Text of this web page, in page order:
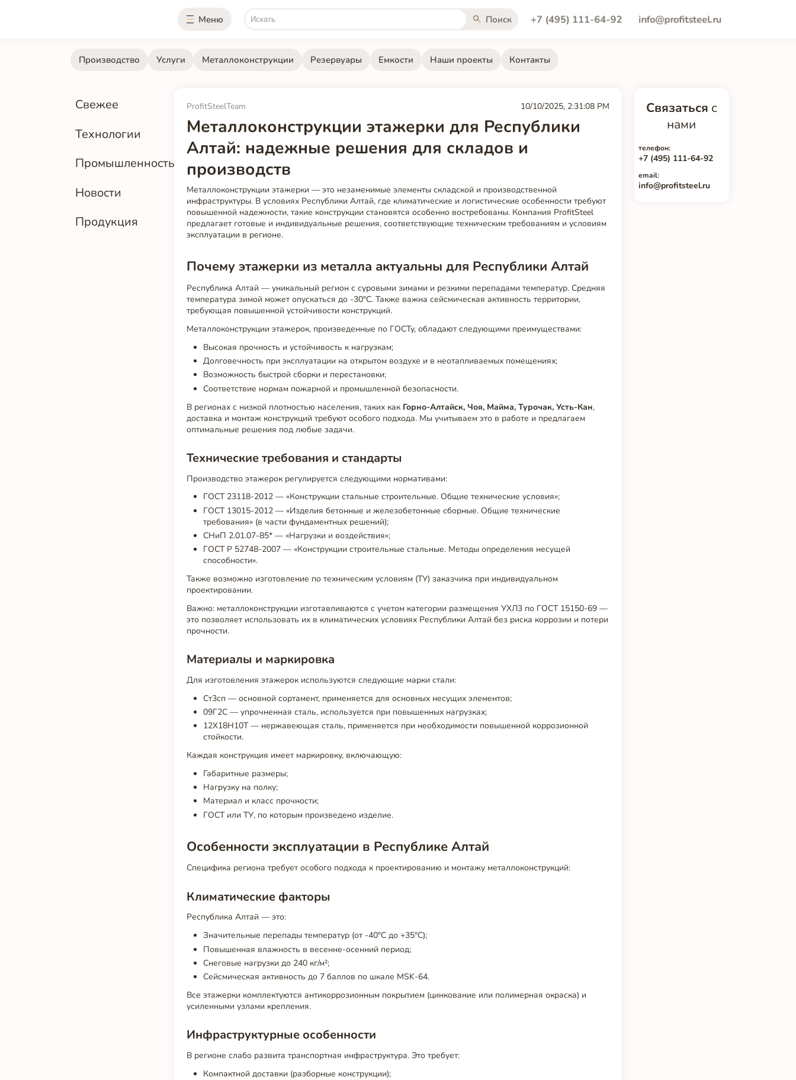
Меню Поиск +7 (495) 111-64-92 info@profitsteel.ru
Производство Услуги Металлоконструкции Резервуары Емкости Наши проекты Контакты
Свежее
Технологии
Промышленность
Новости
Продукция
ProfitSteelTeam 10/10/2025, 2:31:08 PM
Металлоконструкции этажерки для Республики
Алтай: надежные решения для складов и
производств
Металлоконструкции этажерки — это незаменимые элементы складской и производственной
инфраструктуры. В условиях Республики Алтай, где климатические и логистические особенности требуют
повышенной надежности, такие конструкции становятся особенно востребованы. Компания ProfitSteel
предлагает готовые и индивидуальные решения, соответствующие техническим требованиям и условиям
эксплуатации в регионе.
Почему этажерки из металла актуальны для Республики Алтай
Республика Алтай — уникальный регион с суровыми зимами и резкими перепадами температур. Средняя
температура зимой может опускаться до -30°C. Также важна сейсмическая активность территории,
требующая повышенной устойчивости конструкций.
Металлоконструкции этажерок, произведенные по ГОСТу, обладают следующими преимуществами:
Высокая прочность и устойчивость к нагрузкам;
Долговечность при эксплуатации на открытом воздухе и в неотапливаемых помещениях;
Возможность быстрой сборки и перестановки;
Соответствие нормам пожарной и промышленной безопасности.
В регионах с низкой плотностью населения, таких как Горно-Алтайск, Чоя, Майма, Турочак, Усть-Кан,
доставка и монтаж конструкций требуют особого подхода. Мы учитываем это в работе и предлагаем
оптимальные решения под любые задачи.
Технические требования и стандарты
Производство этажерок регулируется следующими нормативами:
ГОСТ 23118-2012 — «Конструкции стальные строительные. Общие технические условия»;
ГОСТ 13015-2012 — «Изделия бетонные и железобетонные сборные. Общие технические
требования» (в части фундаментных решений);
СНиП 2.01.07-85* — «Нагрузки и воздействия»;
ГОСТ Р 52748-2007 — «Конструкции строительные стальные. Методы определения несущей
способности».
Также возможно изготовление по техническим условиям (ТУ) заказчика при индивидуальном
проектировании.
Важно: металлоконструкции изготавливаются с учетом категории размещения УХЛ3 по ГОСТ 15150-69 —
это позволяет использовать их в климатических условиях Республики Алтай без риска коррозии и потери
прочности.
Материалы и маркировка
Для изготовления этажерок используются следующие марки стали:
Ст3сп — основной сортамент, применяется для основных несущих элементов;
09Г2С — упрочненная сталь, используется при повышенных нагрузках;
12Х18Н10Т — нержавеющая сталь, применяется при необходимости повышенной коррозионной
стойкости.
Каждая конструкция имеет маркировку, включающую:
Габаритные размеры;
Нагрузку на полку;
Материал и класс прочности;
ГОСТ или ТУ, по которым произведено изделие.
Особенности эксплуатации в Республике Алтай
Специфика региона требует особого подхода к проектированию и монтажу металлоконструкций:
Климатические факторы
Республика Алтай — это:
Значительные перепады температур (от -40°C до +35°C);
Повышенная влажность в весенне-осенний период;
Снеговые нагрузки до 240 кг/м²;
Сейсмическая активность до 7 баллов по шкале MSK-64.
Все этажерки комплектуются антикоррозионным покрытием (цинкование или полимерная окраска) и
усиленными узлами крепления.
Инфраструктурные особенности
В регионе слабо развита транспортная инфраструктура. Это требует:
Компактной доставки (разборные конструкции);
Связаться с
нами
телефон:
+7 (495) 111-64-92
email:
info@profitsteel.ru